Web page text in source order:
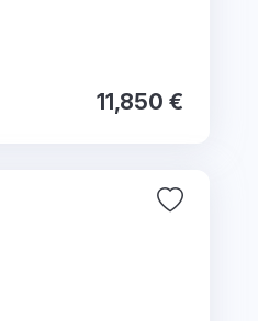
11,850 €